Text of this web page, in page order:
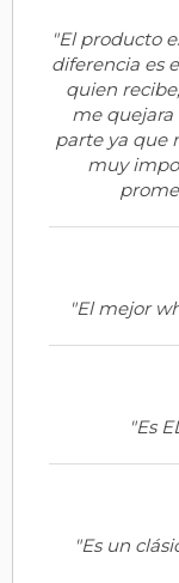
"El producto
diferencia es
quien
me quejara
parte ya que
muy
"El mejor
"Es
"Es un